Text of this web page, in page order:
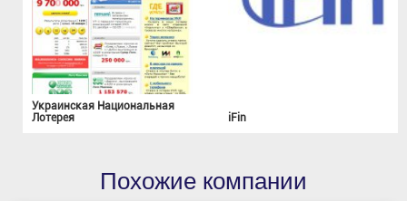
Украинская Национальная
Лотерея
iFin
Похожие компании